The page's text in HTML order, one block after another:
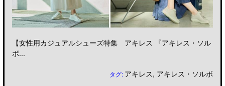
【女性用カジュアルシューズ特集 アキレス 『アキレス・ソル
ボ...
タグ: アキレス, アキレス・ソルボ